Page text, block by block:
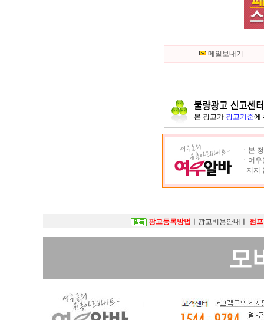
메일보내기
본 광고가 광고기준에
ㆍ본
ㆍ여
지지
광고등록방법 광고비용안내 점
모